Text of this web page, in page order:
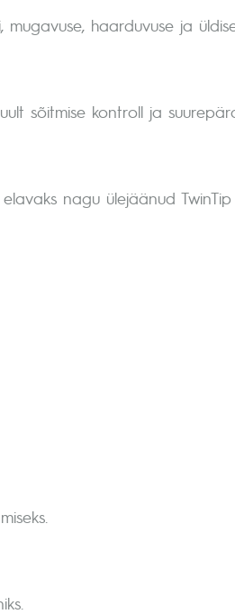
haarduvuse ja
sõitmise kontroll ja
nagu ülejäänud TwinTip